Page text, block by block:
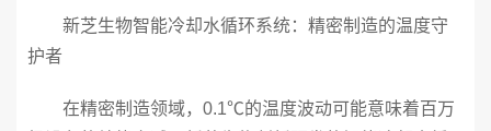
新芝生物智能冷却水循环系统：精密制造的温度守
护者
在精密制造领域，0.1℃的温度波动可能意味着百万